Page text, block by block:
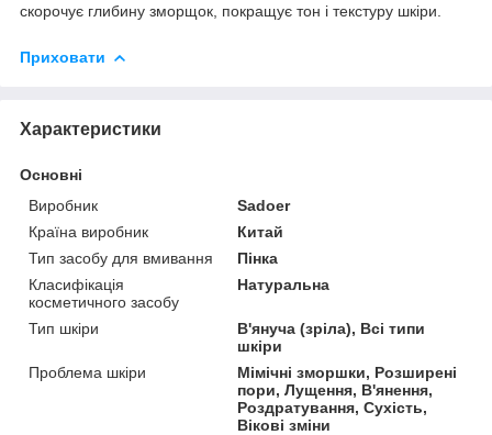
скорочує глибину зморщок, покращує тон і текстуру шкіри.
Приховати
Характеристики
Основні
Виробник
Sadoer
Країна виробник
Китай
Тип засобу для вмивання
Пінка
Класифікація
косметичного засобу
Натуральна
Тип шкіри
В'януча (зріла), Всі типи
шкіри
Проблема шкіри
Мімічні зморшки, Розширені
пори, Лущення, В'янення,
Роздратування, Сухість,
Вікові зміни